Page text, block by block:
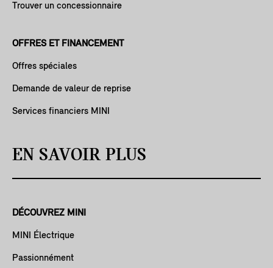
Trouver un concessionnaire
OFFRES ET FINANCEMENT
Offres spéciales
Demande de valeur de reprise
Services financiers MINI
EN SAVOIR PLUS
DÉCOUVREZ MINI
MINI Électrique
Passionnément